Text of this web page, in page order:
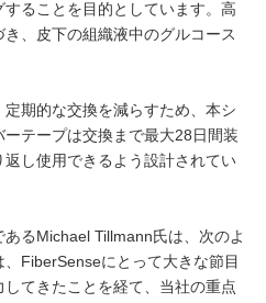
ることを目的としています。高
、皮下の組織液中のグルコース
期的な交換を減らすため、本シ
テープは交換まで最大28日間装
し使用できるよう設計されてい
るMichael Tillmann氏は、次のよ
FiberSenseにとって大きな節目
てきたことを経て、当社の重点